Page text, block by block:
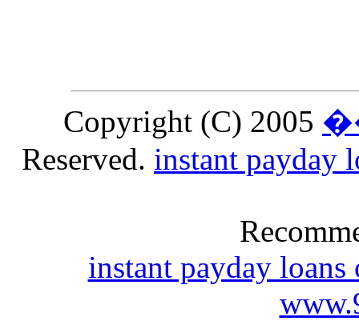
Copyright (C) 2005
Reserved. instant payday
instant payday